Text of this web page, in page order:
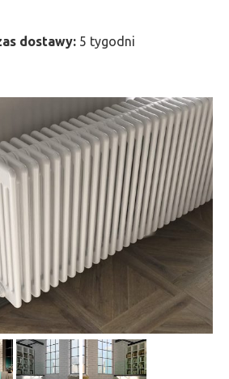
dostawy: 5 tygodni